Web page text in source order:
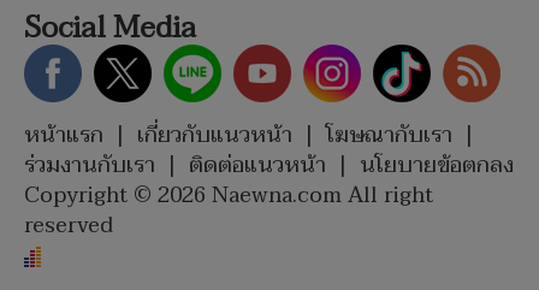
Social Media
หน้าแรก | เกี่ยวกับแนวหน้า | โฆษณากับเรา |
ร่วมงานกับเรา | ติดต่อแนวหน้า | นโยบายข้อตกลง
Copyright © 2026 Naewna.com All right
reserved